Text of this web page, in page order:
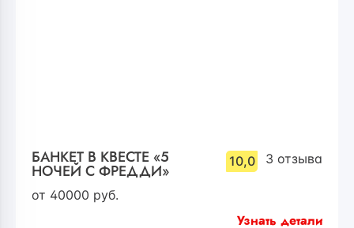
БАНКЕТ В КВЕСТЕ «5
НОЧЕЙ С ФРЕДДИ»
10,0 3 отзыва
от 40000 руб.
Узнать детали